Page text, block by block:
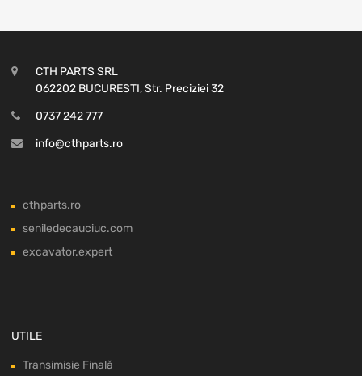
CTH PARTS SRL
062202 BUCURESTI, Str. Preciziei 32
0737 242 777
info@cthparts.ro
cthparts.ro
seniledecauciuc.com
excavator.expert
UTILE
Transimisie Finală